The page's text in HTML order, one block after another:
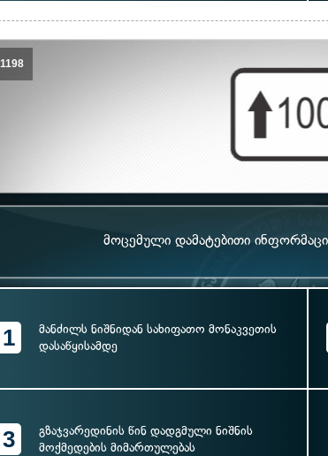
მოცემული დამატებითი
1
მანძილს ნიშნიდან სახიფათო მონაკვეთის
დასაწყისამდე
3
გზაჯვარედინის წინ დადგმული ნიშნის
მოქმედების მიმართულებას